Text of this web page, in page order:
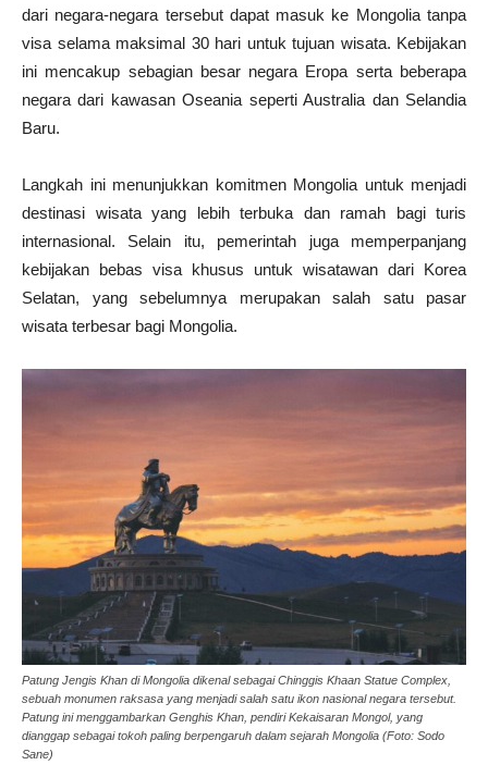
dari negara-negara tersebut dapat masuk ke Mongolia tanpa
visa selama maksimal 30 hari untuk tujuan wisata. Kebijakan
ini mencakup sebagian besar negara Eropa serta beberapa
negara dari kawasan Oseania seperti Australia dan Selandia
Baru.
Langkah ini menunjukkan komitmen Mongolia untuk menjadi
destinasi wisata yang lebih terbuka dan ramah bagi turis
internasional. Selain itu, pemerintah juga memperpanjang
kebijakan bebas visa khusus untuk wisatawan dari Korea
Selatan, yang sebelumnya merupakan salah satu pasar
wisata terbesar bagi Mongolia.
Patung Jengis Khan di Mongolia dikenal sebagai Chinggis Khaan Statue Complex,
sebuah monumen raksasa yang menjadi salah satu ikon nasional negara tersebut.
Patung ini menggambarkan Genghis Khan, pendiri Kekaisaran Mongol, yang
dianggap sebagai tokoh paling berpengaruh dalam sejarah Mongolia (Foto: Sodo
Sane)